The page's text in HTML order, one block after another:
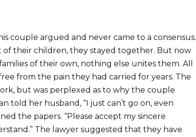
couple argued and never came to a consensus.
their children, they stayed together. But now
of their own, nothing else unites them. All
from the pain they had carried for years. The
but was perplexed as to why the couple
told her husband, “I just can’t go on, even
the papers. “Please accept my sincere
The lawyer suggested that they have